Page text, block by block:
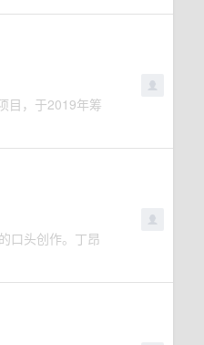
目，于2019年筹
口头创作。丁昂